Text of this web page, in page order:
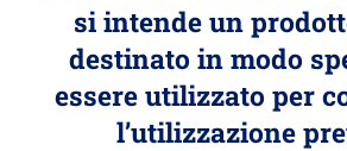
si intende un
destinato in modo
essere utilizzato per
l’utilizzazione